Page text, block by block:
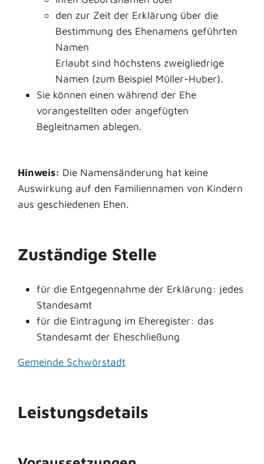
den zur Zeit der Erklärung über die
Bestimmung des Ehenamens geführten
Namen
Erlaubt sind höchstens zweigliedrige
Namen (zum Beispiel Müller-Huber).
Sie können einen während der Ehe
vorangestellten oder angefügten
Begleitnamen ablegen.
Hinweis: Die Namensänderung hat keine
Auswirkung auf den Familiennamen von Kindern
aus geschiedenen Ehen.
Zuständige Stelle
für die Entgegennahme der Erklärung: jedes
Standesamt
für die Eintragung im Eheregister: das
Standesamt der Eheschließung
Gemeinde Schwörstadt
Leistungsdetails